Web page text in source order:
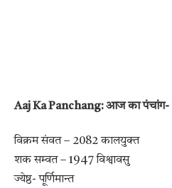
Aaj Ka Panchang: आज का पंचांग-
विक्रम संवत – 2082 कालयुक्त
शक सम्वत – 1947 विश्वावसु
ज्येष्ठ- पूर्णिमान्त